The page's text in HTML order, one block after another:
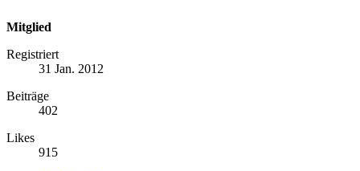
Mitglied
Registriert
31 Jan. 2012
Beiträge
402
Likes
915